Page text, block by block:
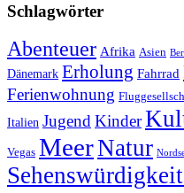
Schlagwörter
Abenteuer Afrika Asien
Dänemark Erholung Fahrrad
Ferienwohnung
Italien JugendKinder
Vegas MeerNatur